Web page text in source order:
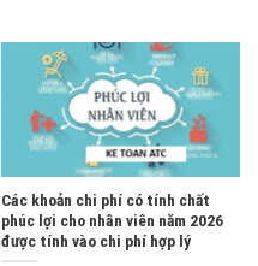
Các khoản chi phí có tính chất
phúc lợi cho nhân viên năm 2026
được tính vào chi phí hợp lý